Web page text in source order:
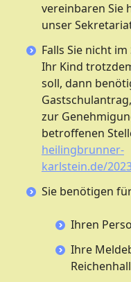
vereinbaren Sie
unser
Falls Sie nicht
Ihr Kind
soll, dann
zur
betroffenen
heilingbrunner-
karlstein.de/
Sie benötigen
Ihren
Ihre
Reichenhall